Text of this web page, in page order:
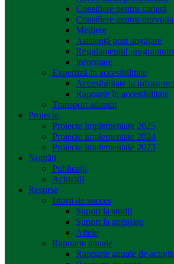
Consiliere pentru carieră
Consiliere pentru
Mediere
Asistenţă post angajare
Regulamentul
Informare
Expertiză în accesibilitate
Accesibilitate la
Rapoarte în accesibilitate
Transport adaptat
Proiecte
Proiecte implementate 2025
Proiecte implementate 2024
Proiecte implementate 2023
Noutăți
Publicații
Achiziții
Resurse
Istorii de succes
Suport la studii
Suport la angajare
Altele
Rapoarte anuale
Rapoarte anuale de